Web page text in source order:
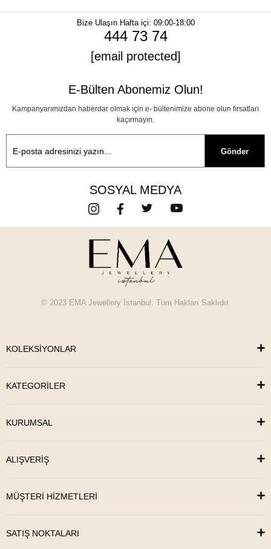
Bize Ulaşın
444 73 74
[email protected]
Hafta içi: 09:00-18:00
E-Bülten Abonemiz Olun!
Kampanyarımızdan haberdar olmak için e- bültenimize abone olun fırsatları
kaçırmayın.
Gönder
SOSYAL MEDYA
© 2023 EMA Jewellery İstanbul. Tüm Hakları Saklıdır.
KOLEKSİYONLAR
KATEGORİLER
KURUMSAL
ALIŞVERİŞ
MÜŞTERİ HİZMETLERİ
SATIŞ NOKTALARI